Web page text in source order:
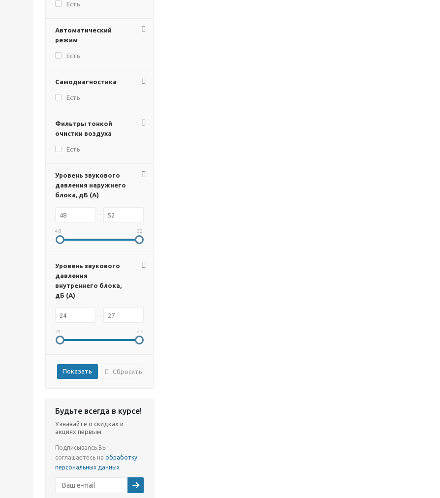
Есть
Автоматический
режим
Есть
Самодиагностика
Есть
Фильтры тонкой
очистки воздуха
Есть
Уровень звукового
давления наружнего
блока, дБ (А)
48 52
Уровень звукового
давления
внутреннего блока,
дБ (А)
24 27
Сбросить
Будьте всегда в курсе!
Узнавайте о скидках и
акциях первым
Подписываясь Вы
соглашаетесь на обработку
персональных данных